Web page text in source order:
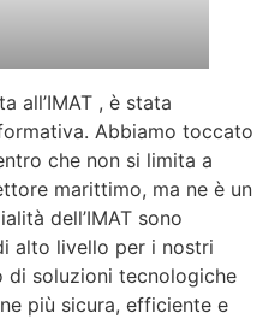
all’IMAT , è stata
Abbiamo toccato
che non si limita a
marittimo, ma ne è un
dell’IMAT sono
alto livello per i nostri
soluzioni tecnologiche
più sicura, efficiente e